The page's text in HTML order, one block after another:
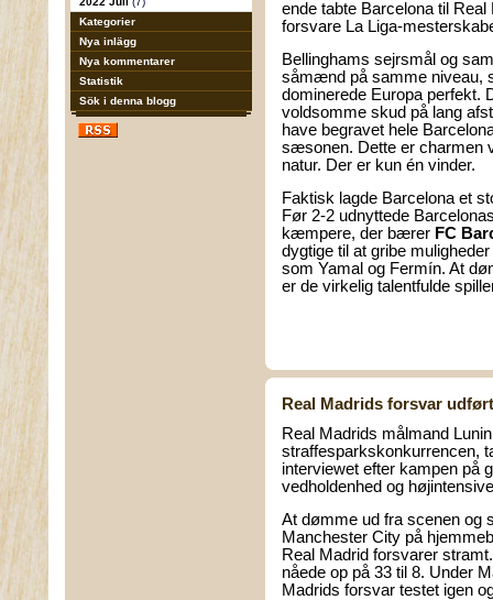
Kategorier
Nya inlägg
Nya kommentarer
Statistik
Sök i denna blogg
ende tabte Barcelona til
forsvare La Liga-
Bellinghams sejrsmål og
såmænd på samme niveau,
dominerede Europa perfekt.
voldsomme skud på lang
have begravet hele
sæsonen. Dette er charmen
natur. Der er kun én vinder.
Faktisk lagde Barcelona et
Før 2-2 udnyttede
kæmpere, der bærer FC
dygtige til at gribe
som Yamal og Fermín. At
er de virkelig talentfulde
Real Madrids forsvar
Real Madrids målmand
straffesparkskonkurrencen,
interviewet efter kampen på
vedholdenhed og
At dømme ud fra scenen og
Manchester City på
Real Madrid forsvarer
nåede op på 33 til 8. Under
Madrids forsvar testet igen